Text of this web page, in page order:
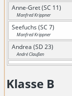
Anne-Gret (SC 11)
Manfred Krippner
Seefuchs (SC 7)
Manfred Krippner
Andrea (SD 23)
André Claußen
Klasse B